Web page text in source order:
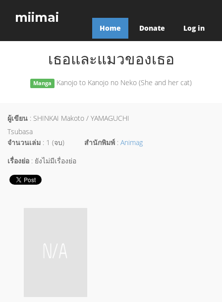
miimai
Home Donate Log in
เธอและแมวของเธอ
Manga Kanojo to Kanojo no Neko (She and her cat)
ผู้เขียน : SHINKAI Makoto / YAMAGUCHI
Tsubasa
จำนวนเล่ม : 1 (จบ) สำนักพิมพ์ : Animag
เรื่องย่อ : ยังไม่มีเรื่องย่อ